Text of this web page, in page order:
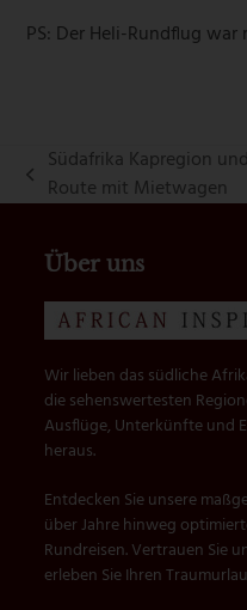
PS: Der Heli-Rundflug
vorheriger
Südafrika Kapregion
Route mit Mietwagen
Über uns
Wir lieben das südliche
die sehenswertesten
Ausflüge, Unterkünfte und
heraus.
Entdecken Sie unsere
über Jahre hinweg
Rundreisen. Vertrauen Sie
erleben Sie Ihren